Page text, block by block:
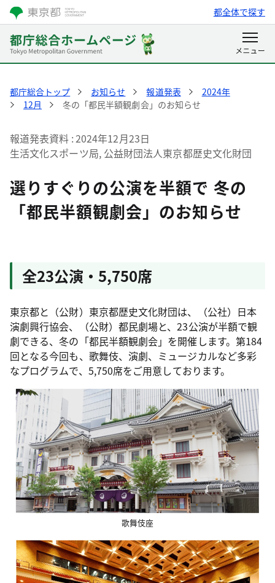
都全体で探す
都庁総合トップ お知らせ 報道発表
2024年
12月
冬の「都民半額観劇会」のお知らせ
報道発表資料 2024年12月23日
生活文化スポーツ局, 公益財団法人東京都歴史文化財団
選りすぐりの公演を半額で 冬の
「都民半額観劇会」のお知らせ
全23公演・5,750席
東京都と（公財）東京都歴史文化財団は、（公社）日本
演劇興行協会、（公財）都民劇場と、23公演が半額で観
劇できる、冬の「都民半額観劇会」を開催します。第184
回となる今回も、歌舞伎、演劇、ミュージカルなど多彩
なプログラムで、5,750席をご用意しております。
歌舞伎座